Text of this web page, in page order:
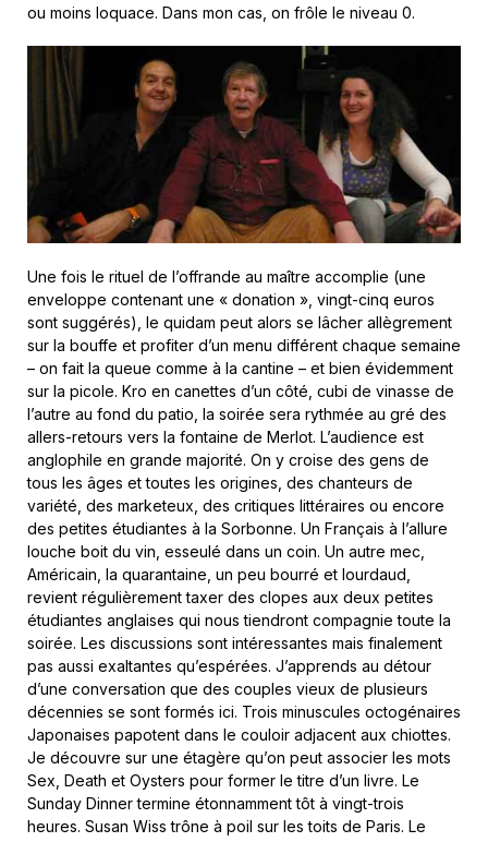
ou moins loquace. Dans mon cas, on frôle le niveau 0.
Une fois le rituel de l’offrande au maître accomplie (une
enveloppe contenant une « donation », vingt-cinq euros
sont suggérés), le quidam peut alors se lâcher allègrement
sur la bouffe et profiter d’un menu différent chaque semaine
– on fait la queue comme à la cantine – et bien évidemment
sur la picole. Kro en canettes d’un côté, cubi de vinasse de
l’autre au fond du patio, la soirée sera rythmée au gré des
allers-retours vers la fontaine de Merlot. L’audience est
anglophile en grande majorité. On y croise des gens de
tous les âges et toutes les origines, des chanteurs de
variété, des marketeux, des critiques littéraires ou encore
des petites étudiantes à la Sorbonne. Un Français à l’allure
louche boit du vin, esseulé dans un coin. Un autre mec,
Américain, la quarantaine, un peu bourré et lourdaud,
revient régulièrement taxer des clopes aux deux petites
étudiantes anglaises qui nous tiendront compagnie toute la
soirée. Les discussions sont intéressantes mais finalement
pas aussi exaltantes qu’espérées. J’apprends au détour
d’une conversation que des couples vieux de plusieurs
décennies se sont formés ici. Trois minuscules octogénaires
Japonaises papotent dans le couloir adjacent aux chiottes.
Je découvre sur une étagère qu’on peut associer les mots
Sex, Death et Oysters pour former le titre d’un livre. Le
Sunday Dinner termine étonnamment tôt à vingt-trois
heures. Susan Wiss trône à poil sur les toits de Paris. Le